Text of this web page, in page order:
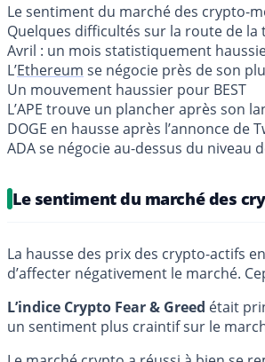
Le sentiment du marché des crypto-
Quelques difficultés sur la route de la
Avril : un mois statistiquement
L’Ethereum se négocie près de son
Un mouvement haussier pour BEST
L’APE trouve un plancher après son
DOGE en hausse après l’annonce de
ADA se négocie au-dessus du niveau
Le sentiment du marché des
La hausse des prix des crypto-actifs
d’affecter négativement le marché.
L’indice Crypto Fear & Greed était
un sentiment plus craintif sur le